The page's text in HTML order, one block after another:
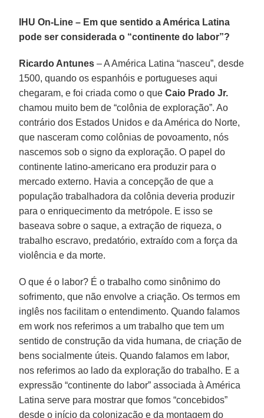
IHU On-Line – Em que sentido a América Latina
pode ser considerada o “continente do labor”?
Ricardo Antunes – A América Latina “nasceu”, desde
1500, quando os espanhóis e portugueses aqui
chegaram, e foi criada como o queCaio Prado Jr.
chamou muito bem de “colônia de exploração”. Ao
contrário dos Estados Unidos e da América do Norte,
que nasceram como colônias de povoamento, nós
nascemos sob o signo da exploração. O papel do
continente latino-americano era produzir para o
mercado externo. Havia a concepção de que a
população trabalhadora da colônia deveria produzir
para o enriquecimento da metrópole. E isso se
baseava sobre o saque, a extração de riqueza, o
trabalho escravo, predatório, extraído com a força da
violência e da morte.
O que é o labor? É o trabalho como sinônimo do
sofrimento, que não envolve a criação. Os termos em
inglês nos facilitam o entendimento. Quando falamos
em work nos referimos a um trabalho que tem um
sentido de construção da vida humana, de criação de
bens socialmente úteis. Quando falamos em labor,
nos referimos ao lado da exploração do trabalho. E a
expressão “continente do labor” associada à América
Latina serve para mostrar que fomos “concebidos”
desde o início da colonização e da montagem do